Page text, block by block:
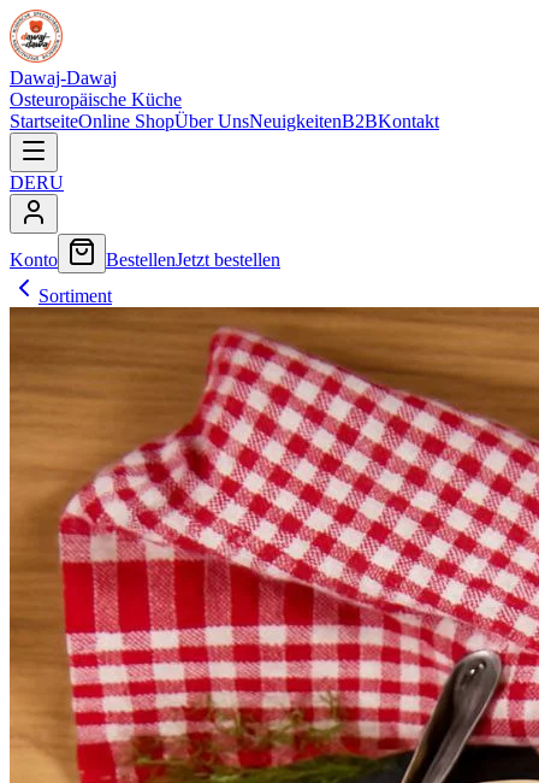
Dawaj-Dawaj
Osteuropäische Küche
StartseiteOnline ShopÜber UnsNeuigkeitenB2BKontakt
DERU
Konto BestellenJetzt bestellen
Sortiment